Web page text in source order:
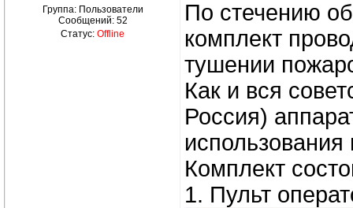
Группа: Пользователи
Сообщений: 52
Статус: Offline
По стечению
комплект
тушении
Как и вся
Россия)
Комплект
1. Пульт